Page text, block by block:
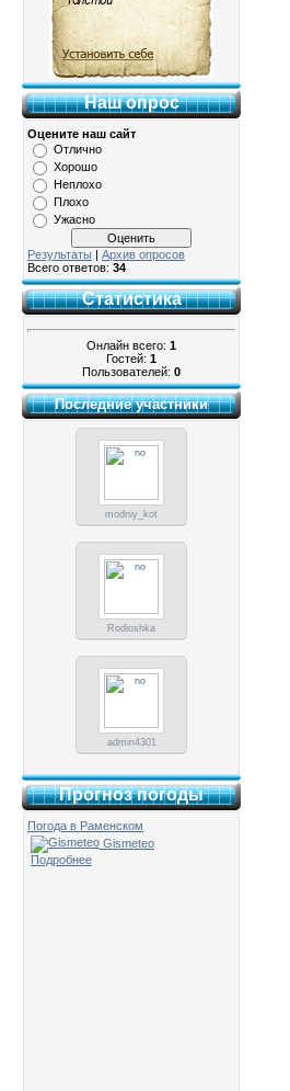
Наш опрос
Оцените наш сайт
Отлично
Хорошо
Неплохо
Плохо
Ужасно
Результаты | Архив опросов
Всего ответов: 34
Статистика
Онлайн всего: 1
Гостей: 1
Пользователей: 0
Последние участники
modniy_kot
Rodioshka
admin4301
Прогноз погоды
Погода в Раменском
Gismeteo
Подробнее